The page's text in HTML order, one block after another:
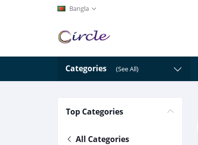
Bangla
Categories (See All)
Top Categories
All Categories